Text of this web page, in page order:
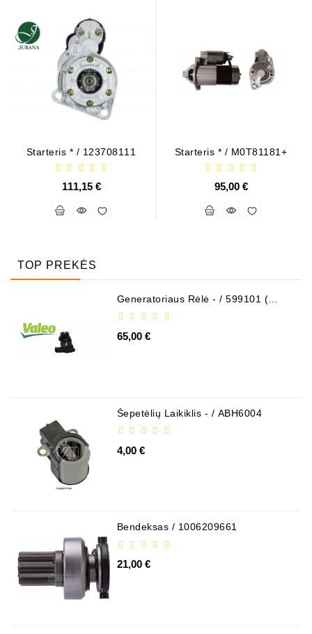
Starteris * / 123708111
111,15 €
Starteris * / M0T81181+
95,00 €
TOP PREKĖS
Generatoriaus Rėlė - / 599101 (
65,00 €
Šepetėlių Laikiklis - / ABH6004
4,00 €
Bendeksas / 1006209661
21,00 €